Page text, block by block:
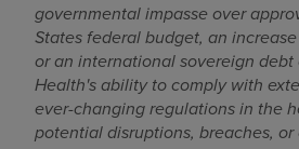
governmental impasse over
States federal budget, an
or an international sovereign debt
Health's ability to comply with
ever-changing regulations in the
potential disruptions, breaches,